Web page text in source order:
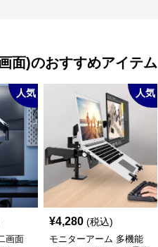
面)のおすすめアイテム
人気
画面
人気
¥4,280 (税込)
モニターアーム 多機能